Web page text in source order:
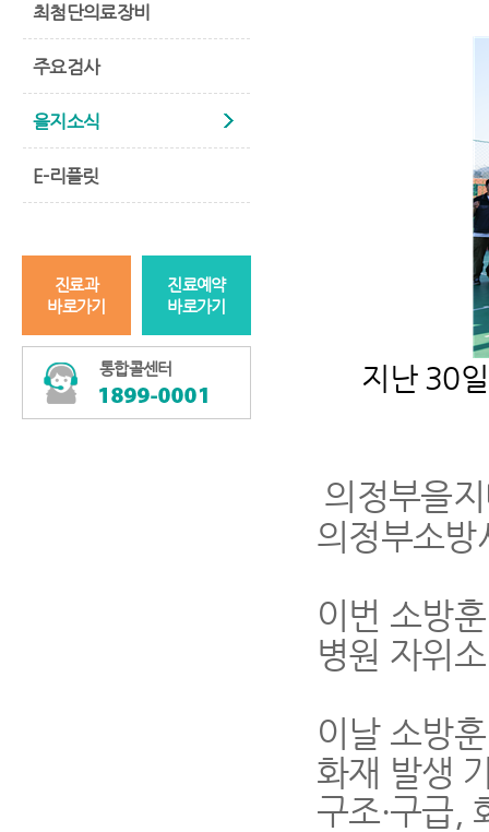
최첨단의료장비
주요검사
을지소식
E-리플릿
진료과
바로가기
진료예약
바로가기
통합콜센터 지난 30
의정부을
의정부소방
이번 소방
병원 자위
이날 소방
화재 발생
구조・구급